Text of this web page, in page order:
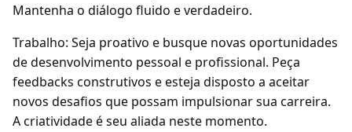
Mantenha o diálogo fluido e verdadeiro.
Trabalho: Seja proativo e busque novas oportunidades
de desenvolvimento pessoal e profissional. Peça
feedbacks construtivos e esteja disposto a aceitar
novos desafios que possam impulsionar sua carreira.
A criatividade é seu aliada neste momento.